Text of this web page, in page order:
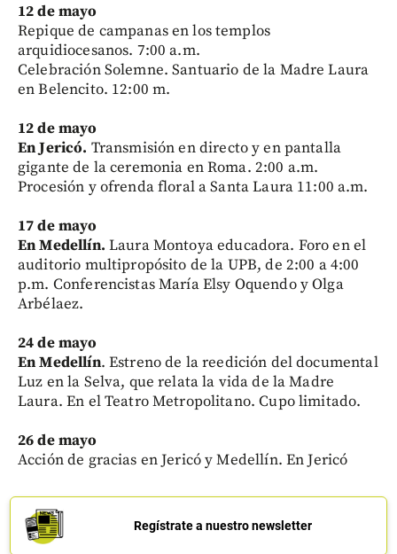
12 de mayo
Repique de campanas en los templos
arquidiocesanos. 7:00 a.m.
Celebración Solemne. Santuario de la Madre Laura
en Belencito. 12:00 m.
12 de mayo
En Jericó. Transmisión en directo y en pantalla
gigante de la ceremonia en Roma. 2:00 a.m.
Procesión y ofrenda floral a Santa Laura 11:00 a.m.
17 de mayo
En Medellín. Laura Montoya educadora. Foro en el
auditorio multipropósito de la UPB, de 2:00 a 4:00
p.m. Conferencistas María Elsy Oquendo y Olga
Arbélaez.
24 de mayo
En Medellín. Estreno de la reedición del documental
Luz en la Selva, que relata la vida de la Madre
Laura. En el Teatro Metropolitano. Cupo limitado.
26 de mayo
Acción de gracias en Jericó y Medellín. En Jericó
Regístrate a nuestro newsletter